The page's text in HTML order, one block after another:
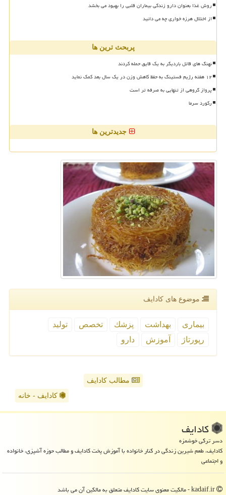
روش غذا بعنوان دارو زندگی بیماران قلبی را بهبود می بخشد
از اختلال هرزه خواری چه می دانید
پربحث ترین ها
نهنگ های قاتل باردیگر به یک قایق حمله کردند
۱۲ هفته رژیم فستینگ به حفظ کاهش وزن در یک سال بعد کمک نماید
پرواز گروهی از تنهایی به صرفه تر است
رکورد سرما
جدیدترین ها
موضوع های كادایف
بیماری بهداشت پزشك تخصص
تولید
رپورتاژ
آموزش دارو
مطالب کادایف
کادایف - خانه
كادایف
دسر ترکی خوشمزه
کادایف، طعم شیرین زندگی در کنار خانواده با آموزش پخت کادایف و مطالب حوزه آشپزی، خانواده
و اجتماعی